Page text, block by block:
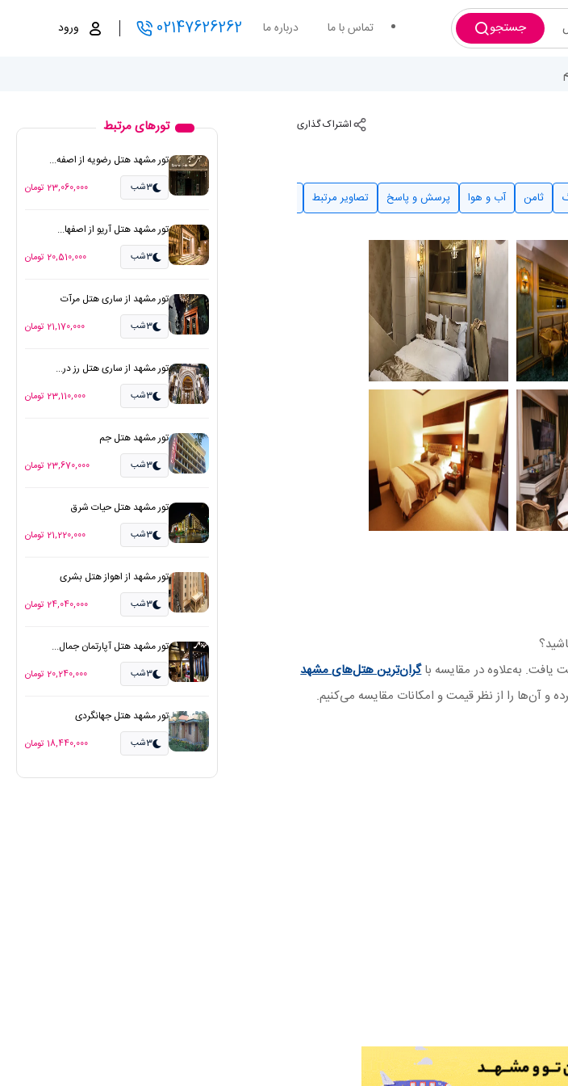
جستجو تماس با ما درباره ما 02147626262 ورود
اشتراک گذاری
ثامن آب و هوا پرسش و پاسخ تصاویر مرتبط مقالات مرتبط
یافت. به‌علاوه در مقایسه باگران‌ترین هتل‌های مشهد
و آن‌ها را از نظر قیمت و امکانات مقایسه می‌کنیم.
تورهای مرتبط
تور مشهد هتل رضویه از اصفه...
3شب 23,060,000 تومان
تور مشهد هتل آریو از اصفها...
3شب 20,510,000 تومان
تور مشهد از ساری هتل مرآت
3شب 21,170,000 تومان
تور مشهد از ساری هتل رز در...
3شب 23,110,000 تومان
تور مشهد هتل جم
3شب 23,670,000 تومان
تور مشهد هتل حیات شرق
3شب 21,220,000 تومان
تور مشهد از اهواز هتل بشری
3شب 24,040,000 تومان
تور مشهد هتل آپارتمان جمال...
3شب 20,240,000 تومان
تور مشهد هتل جهانگردی
3شب 18,440,000 تومان